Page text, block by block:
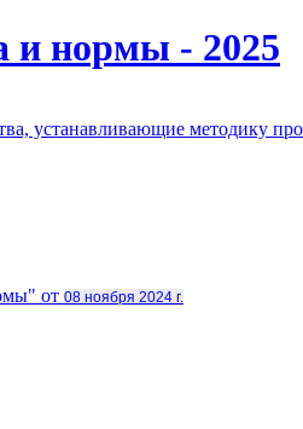
нормы - 2025
устанавливающие методику
от 08 ноября 2024 г.